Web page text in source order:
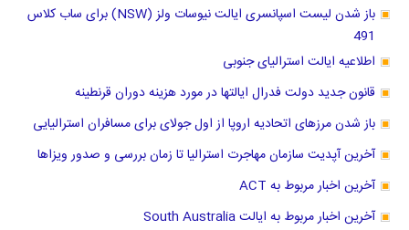
باز شدن لیست اسپانسری ایالت نیوسات ولز (NSW) برای ساب کلاس
491
اطلاعیه ایالت استرالیای جنوبی
قانون جدید دولت فدرال ایالتها در مورد هزینه دوران قرنطینه
باز شدن مرزهای اتحادیه اروپا از اول جولای برای مسافران استرالیایی
آخرین آپدیت سازمان مهاجرت استرالیا تا زمان بررسی و صدور ویزاها
آخرین اخبار مربوط به ACT
آخرین اخبار مربوط به ایالت South Australia